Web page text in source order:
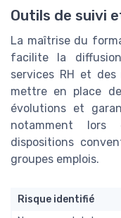
Outils de suivi
La maîtrise du
facilite la
services RH et
mettre en place
évolutions et
notamment lors
dispositions
groupes emplois.
Risque identifié